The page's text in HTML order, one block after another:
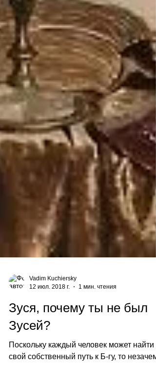
Vadim Kuchiersky
12 июл. 2018 г.
Зуся, почему ты не был
Зусей?